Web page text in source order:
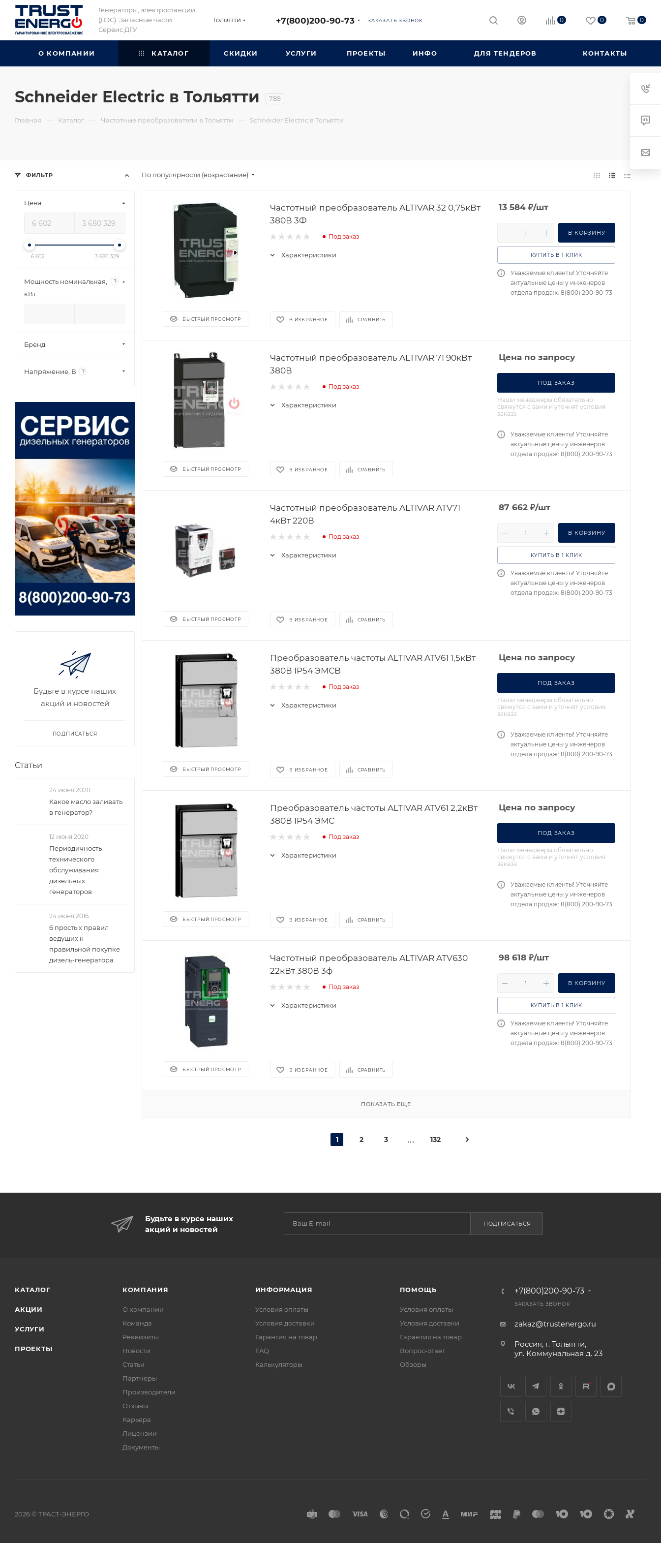
Генераторы, электростанции
(ДЭС). Запасные части.
Сервис ДГУ
Тольятти +7(800)200-90-73 ЗАКАЗАТЬ ЗВОНОК 0 0 0
О КОМПАНИИ КАТАЛОГ СКИДКИ УСЛУГИ ПРОЕКТЫ ИНФО ДЛЯ ТЕНДЕРОВ КОНТАКТЫ
Schneider Electric в Тольятти 789
Главная — Каталог — Частотные преобразователи в Тольятти — Schneider Electric в Тольятти
По популярности (возрастание)
БЫСТРЫЙ ПРОСМОТР
Частотный преобразователь ALTIVAR 32 0,75кВт
380В 3Ф
Под заказ
Характеристики
В ИЗБРАННОЕ СРАВНИТЬ
13 584 ₽/шт
В КОРЗИНУ
КУПИТЬ В 1 КЛИК
Уважаемые клиенты! Уточняйте
актуальные цены у инженеров
отдела продаж: 8(800) 200-90-73
БЫСТРЫЙ ПРОСМОТР
Частотный преобразователь ALTIVAR 71 90кВт
380В
Под заказ
Характеристики
В ИЗБРАННОЕ СРАВНИТЬ
Цена по запросу
ПОД ЗАКАЗ
Наши менеджеры обязательно
свяжутся с вами и уточнят условия
заказа
Уважаемые клиенты! Уточняйте
актуальные цены у инженеров
отдела продаж: 8(800) 200-90-73
БЫСТРЫЙ ПРОСМОТР
Частотный преобразователь ALTIVAR ATV71
4кВт 220В
Под заказ
Характеристики
В ИЗБРАННОЕ СРАВНИТЬ
87 662 ₽/шт
В КОРЗИНУ
КУПИТЬ В 1 КЛИК
Уважаемые клиенты! Уточняйте
актуальные цены у инженеров
отдела продаж: 8(800) 200-90-73
БЫСТРЫЙ ПРОСМОТР
Преобразователь частоты ALTIVAR ATV61 1,5кВт
380В IP54 ЭМСB
Под заказ
Характеристики
В ИЗБРАННОЕ СРАВНИТЬ
Цена по запросу
ПОД ЗАКАЗ
Наши менеджеры обязательно
свяжутся с вами и уточнят условия
заказа
Уважаемые клиенты! Уточняйте
актуальные цены у инженеров
отдела продаж: 8(800) 200-90-73
БЫСТРЫЙ ПРОСМОТР
Преобразователь частоты ALTIVAR ATV61 2,2кВт
380В IP54 ЭМС
Под заказ
Характеристики
В ИЗБРАННОЕ СРАВНИТЬ
Цена по запросу
ПОД ЗАКАЗ
Наши менеджеры обязательно
свяжутся с вами и уточнят условия
заказа
Уважаемые клиенты! Уточняйте
актуальные цены у инженеров
отдела продаж: 8(800) 200-90-73
БЫСТРЫЙ ПРОСМОТР
Частотный преобразователь ALTIVAR ATV630
22кВт 380В 3ф
Под заказ
Характеристики
В ИЗБРАННОЕ СРАВНИТЬ
98 618 ₽/шт
В КОРЗИНУ
КУПИТЬ В 1 КЛИК
Уважаемые клиенты! Уточняйте
актуальные цены у инженеров
отдела продаж: 8(800) 200-90-73
ПОКАЗАТЬ ЕЩЕ
1 2 3 132
ФИЛЬТР
Цена
6 602 3 680 329
Мощность номинальная,
кВт
?
Бренд
Напряжение, В ?
Будьте в курсе наших
акций и новостей
ПОДПИСАТЬСЯ
Статьи
24 июня 2020
Какое масло заливать
в генератор?
12 июня 2020
Периодичность
технического
обслуживания
дизельных
генераторов
24 июня 2016
6 простых правил
ведущих к
правильной покупке
дизель-генератора.
Будьте в курсе наших
акций и новостей
ПОДПИСАТЬСЯ
КАТАЛОГ
АКЦИИ
УСЛУГИ
ПРОЕКТЫ
КОМПАНИЯ
О компании
Команда
Реквизиты
Новости
Статьи
Партнеры
Производители
Отзывы
Карьера
Лицензии
Документы
ИНФОРМАЦИЯ
Условия оплаты
Условия доставки
Гарантия на товар
FAQ
Калькуляторы
ПОМОЩЬ
Условия оплаты
Условия доставки
Гарантия на товар
Вопрос-ответ
Обзоры
+7(800)200-90-73
ЗАКАЗАТЬ ЗВОНОК
zakaz@trustenergo.ru
Россия, г. Тольятти,
ул. Коммунальная д. 23
2026 © ТРАСТ-ЭНЕРГО